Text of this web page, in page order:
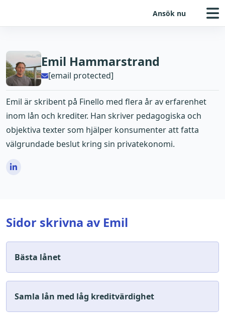
Ansök nu
Emil Hammarstrand
[email protected]
Emil är skribent på Finello med flera år av erfarenhet
inom lån och krediter. Han skriver pedagogiska och
objektiva texter som hjälper konsumenter att fatta
välgrundade beslut kring sin privatekonomi.
Sidor skrivna av Emil
Bästa lånet
Samla lån med låg kreditvärdighet